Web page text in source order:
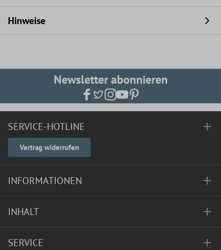
Hinweise
Newsletter abonnieren
SERVICE-HOTLINE
Vertrag widerrufen
INFORMATIONEN
INHALT
SERVICE